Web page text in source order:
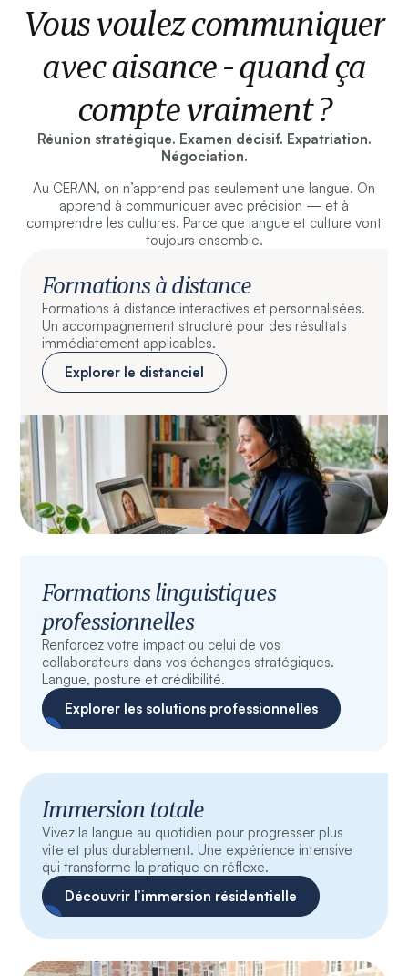
Vous voulez communiquer
avec aisance - quand ça
compte vraiment ?
Réunion stratégique. Examen décisif. Expatriation.
Négociation.
Au CERAN, on n’apprend pas seulement une langue. On
apprend à communiquer avec précision — et à
comprendre les cultures. Parce que langue et culture vont
toujours ensemble.
Formations à distance
Formations à distance interactives et personnalisées.
Un accompagnement structuré pour des résultats
immédiatement applicables.
Explorer le distanciel
Formations linguistiques
professionnelles
Renforcez votre impact ou celui de vos
collaborateurs dans vos échanges stratégiques.
Langue, posture et crédibilité.
Explorer les solutions professionnelles
Immersion totale
Vivez la langue au quotidien pour progresser plus
vite et plus durablement. Une expérience intensive
qui transforme la pratique en réflexe.
Découvrir l’immersion résidentielle